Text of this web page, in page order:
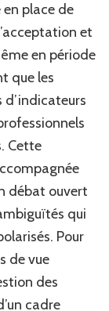
place de
et
en période
que les
Cette
débat ouvert
qui
Pour
de vue
des
cadre